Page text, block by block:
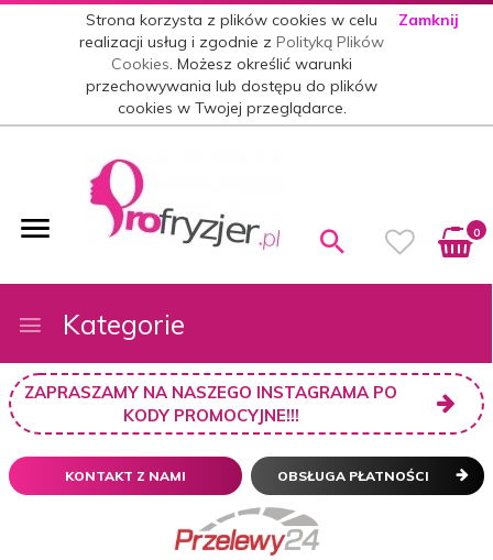
Strona korzysta z plików cookies w celu
realizacji usług i zgodnie zPolityką Plików
Cookies. Możesz określić warunki
przechowywania lub dostępu do plików
cookies w Twojej przeglądarce.
Zamknij
0
Kategorie
ZAPRASZAMY NA NASZEGO INSTAGRAMA PO
KODY PROMOCYJNE!!!
KONTAKT Z NAMI OBSŁUGA PŁATNOŚCI